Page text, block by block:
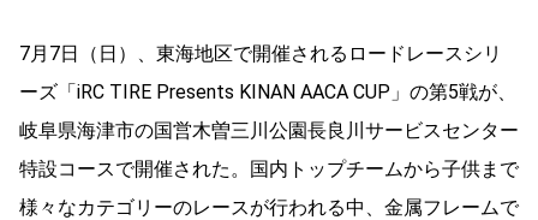
7月7日（日）、東海地区で開催されるロードレースシリ
ーズ「iRC TIRE Presents KINAN AACA CUP」の第5戦が、
岐阜県海津市の国営木曽三川公園長良川サービスセンター
特設コースで開催された。国内トップチームから子供まで
様々なカテゴリーのレースが行われる中、金属フレームで